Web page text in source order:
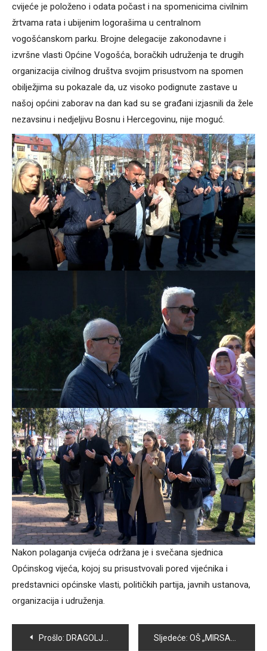
cvijeće je položeno i odata počast i na spomenicima civilnim
žrtvama rata i ubijenim logorašima u centralnom
vogošćanskom parku. Brojne delegacije zakonodavne i
izvršne vlasti Općine Vogošća, boračkih udruženja te drugih
organizacija civilnog društva svojim prisustvom na spomen
obilježjima su pokazale da, uz visoko podignute zastave u
našoj općini zaborav na dan kad su se građani izjasnili da žele
nezavsinu i nedjeljivu Bosnu i Hercegovinu, nije moguć.
Nakon polaganja cvijeća održana je i svečana sjednica
Općinskog vijeća, kojoj su prisustvovali pored vijećnika i
predstavnici općinske vlasti, političkih partija, javnih ustanova,
organizacija i udruženja.
Navigacija
Prošlo: DRAGOLJUB KUNARAC I HOTEL VILINA VLAS – RATNI ZLOČINI, SVJEDOČENJA I OPOMENA DA SE NE ZABORAVI Sljedeće: OŠ „MIRSAD PRNJAVORAC“: ODRŽANA PRIREDBA U POVODU DANA NEZAVISNOSTI BIH